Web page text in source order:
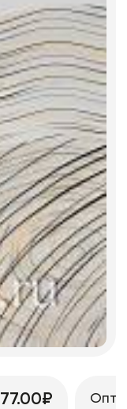
77.00₽